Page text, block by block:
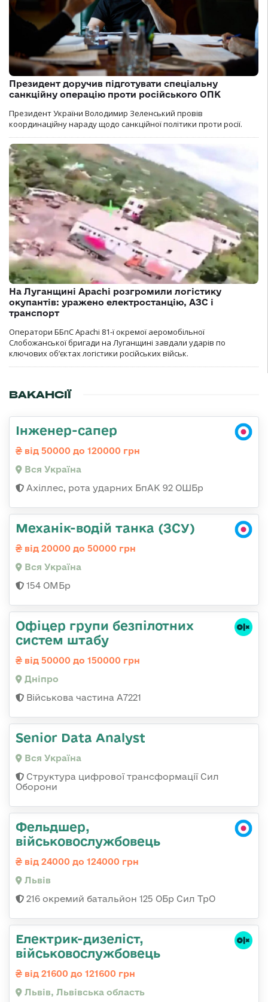
Президент доручив підготувати спеціальну
санкційну операцію проти російського ОПК
Президент України Володимир Зеленський провів
координаційну нараду щодо санкційної політики проти росії.
На Луганщині Apachi розгромили логістику
окупантів: уражено електростанцію, АЗС і
транспорт
Оператори ББпС Apachi 81-ї окремої аеромобільної
Слобожанської бригади на Луганщині завдали ударів по
ключових об’єктах логістики російських військ.
ВАКАНСІЇ
Інженер-сапер
від 50000 до 120000 грн
Вся Україна
Ахіллес, рота ударних БпАК 92 ОШБр
Механік-водій танка (ЗСУ)
від 20000 до 50000 грн
Вся Україна
154 ОМБр
Офіцер групи безпілотних
систем штабу
від 50000 до 150000 грн
Дніпро
Військова частина А7221
Senior Data Analyst
Вся Україна
Структура цифрової трансформації Сил
Оборони
Фельдшер,
військовослужбовець
від 24000 до 124000 грн
Львів
216 окремий батальйон 125 ОБр Сил ТрО
Електрик-дизеліст,
військовослужбовець
від 21600 до 121600 грн
Львів, Львівська область